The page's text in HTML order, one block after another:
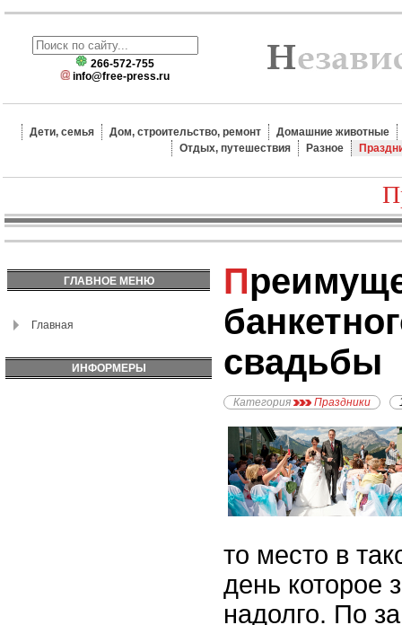
266-572-755
info@free-press.ru
Дети, семья Дом, строительство, ремонт
Домашние животные
Отдых, путешествия
Разное
ГЛАВНОЕ МЕНЮ
Главная
ИНФОРМЕРЫ
Преимущества аренды
свадьбы
Категория Праздники
то место в
день которое
надолго. По